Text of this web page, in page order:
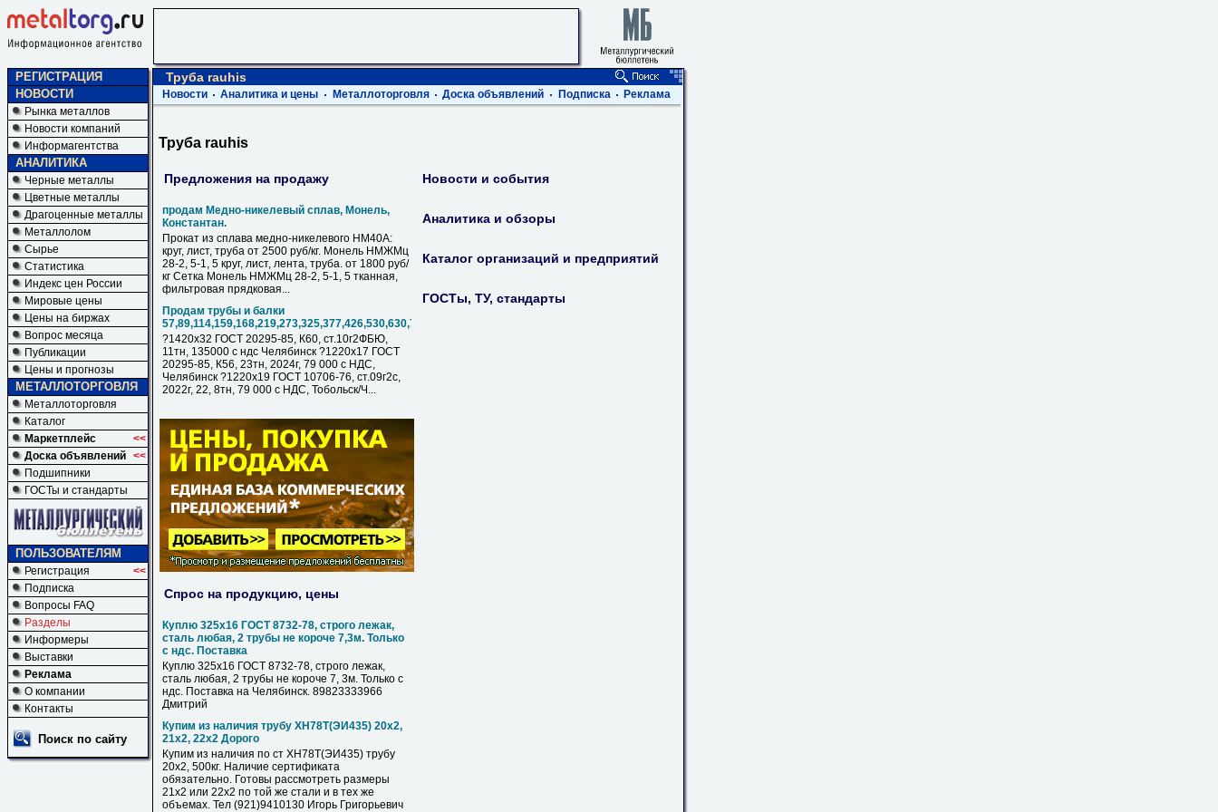
РЕГИСТРАЦИЯ
НОВОСТИ
Рынка металлов
Новости компаний
Информагентства
АНАЛИТИКА
Черные металлы
Цветные металлы
Драгоценные металлы
Металлолом
Сырье
Статистика
Индекс цен России
Мировые цены
Цены на биржах
Вопрос месяца
Публикации
Цены и прогнозы
МЕТАЛЛОТОРГОВЛЯ
Металлоторговля
Каталог
Маркетплейс
<<
Доска объявлений <<
Подшипники
ГОСТы и стандарты
ПОЛЬЗОВАТЕЛЯМ
Регистрация
<<
Подписка
Вопросы FAQ
Разделы
Информеры
Выставки
Реклама
О компании
Контакты
Поиск по сайту
Труба rauhis
Новости Аналитика и цены Металлоторговля Доска объявлений Подписка Реклама
Труба rauhis
Предложения на продажу
продам Медно-никелевый сплав, Монель,
Константан.
Прокат из сплава медно-никелевого НМ40А:
круг, лист, труба от 2500 руб/кг. Монель НМЖМц
28-2, 5-1, 5 круг, лист, лента, труба. от 1800 руб/
кг Сетка Монель НМЖМц 28-2, 5-1, 5 тканная,
фильтровая прядковая...
Продам трубы и балки
57,89,114,159,168,219,273,325,377,426,530,630,720,820,1020,1220,1420
?1420х32 ГОСТ 20295-85, К60, ст.10г2ФБЮ,
11тн, 135000 с ндс Челябинск ?1220х17 ГОСТ
20295-85, К56, 23тн, 2024г, 79 000 с НДC,
Челябинск ?1220х19 ГОСТ 10706-76, ст.09г2с,
2022г, 22, 8тн, 79 000 с НДC, Тобольск/Ч...
Спрос на продукцию, цены
Куплю 325х16 ГОСТ 8732-78, строго лежак,
сталь любая, 2 трубы не короче 7,3м. Только
с ндс. Поставка
Куплю 325х16 ГОСТ 8732-78, строго лежак,
сталь любая, 2 трубы не короче 7, 3м. Только с
ндс. Поставка на Челябинск. 89823333966
Дмитрий
Купим из наличия трубу ХН78Т(ЭИ435) 20х2,
21х2, 22х2 Дорого
Купим из наличия по ст ХН78Т(ЭИ435) трубу
20х2, 500кг. Наличие сертификата
обязательно. Готовы рассмотреть размеры
21х2 или 22х2 по той же стали и в тех же
объемах. Тел (921)9410130 Игорь Григорьевич
Новости и события
Аналитика и обзоры
Каталог организаций и предприятий
ГОСТы, ТУ, стандарты